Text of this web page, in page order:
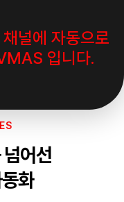
널에 자동으로
입니다.
어선
화